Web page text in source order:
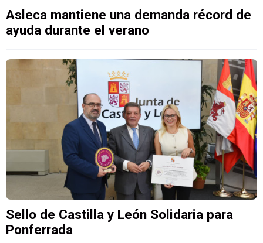
Asleca mantiene una demanda récord de
ayuda durante el verano
Sello de Castilla y León Solidaria para
Ponferrada